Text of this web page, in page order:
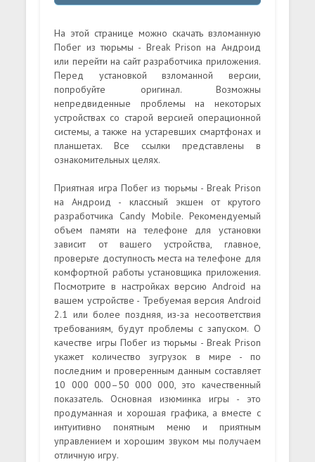
На этой странице можно скачать взломанную
Побег из тюрьмы - Break Prison на Андроид
или перейти на сайт разработчика приложения.
Перед установкой взломанной версии,
попробуйте оригинал. Возможны
непредвиденные проблемы на некоторых
устройствах со старой версией операционной
системы, а также на устаревших смартфонах и
планшетах. Все ссылки представлены в
ознакомительных целях.
Приятная игра Побег из тюрьмы - Break Prison
на Андроид - классный экшен от крутого
разработчика Candy Mobile. Рекомендуемый
объем памяти на телефоне для установки
зависит от вашего устройства, главное,
проверьте доступность места на телефоне для
комфортной работы установщика приложения.
Посмотрите в настройках версию Android на
вашем устройстве - Требуемая версия Android
2.1 или более поздняя, из-за несоответствия
требованиям, будут проблемы с запуском. О
качестве игры Побег из тюрьмы - Break Prison
укажет количество зугрузок в мире - по
последним и проверенным данным составляет
10 000 000–50 000 000, это качественный
показатель. Основная изюминка игры - это
продуманная и хорошая графика, а вместе с
интуитивно понятным меню и приятным
управлением и хорошим звуком мы получаем
отличную игру.